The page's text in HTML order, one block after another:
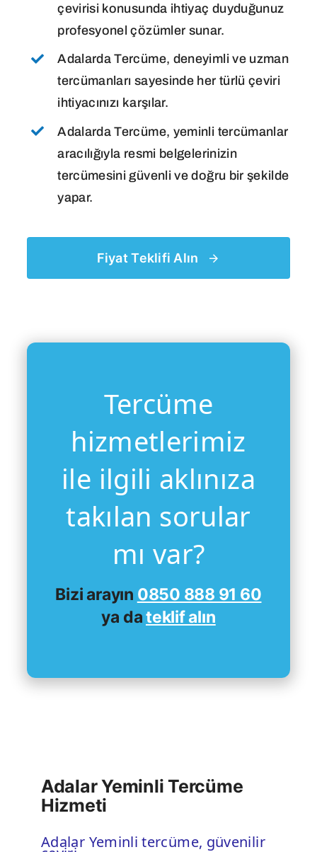
çevirisi konusunda ihtiyaç duyduğunuz
profesyonel çözümler sunar.
Adalarda Tercüme, deneyimli ve uzman
tercümanları sayesinde her türlü çeviri
ihtiyacınızı karşılar.
Adalarda Tercüme, yeminli tercümanlar
aracılığıyla resmi belgelerinizin
tercümesini güvenli ve doğru bir şekilde
yapar.
Fiyat Teklifi Alın
Tercüme
hizmetlerimiz
ile ilgili aklınıza
takılan sorular
mı var?
Bizi arayın 0850 888 91 60
ya dateklif alın
Adalar Yeminli Tercüme
Hizmeti
Adalar Yeminli tercüme, güvenilir